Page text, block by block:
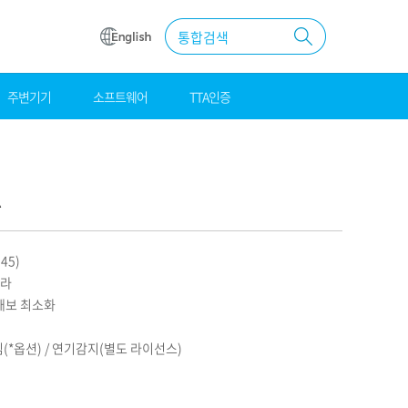
조달
주변기기 소프트웨어 TTA인증
통합검색
보 최소화
옵션) / 연기감지(별도 라이선스)